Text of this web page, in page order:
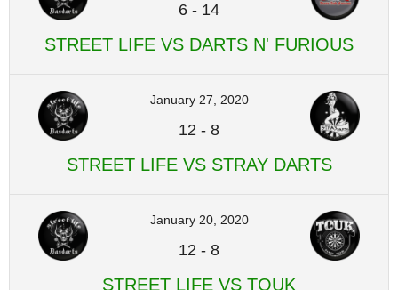
6 - 14
STREET LIFE VS DARTS N' FURIOUS
January 27, 2020
12 - 8
STREET LIFE VS STRAY DARTS
January 20, 2020
12 - 8
STREET LIFE VS TOUK